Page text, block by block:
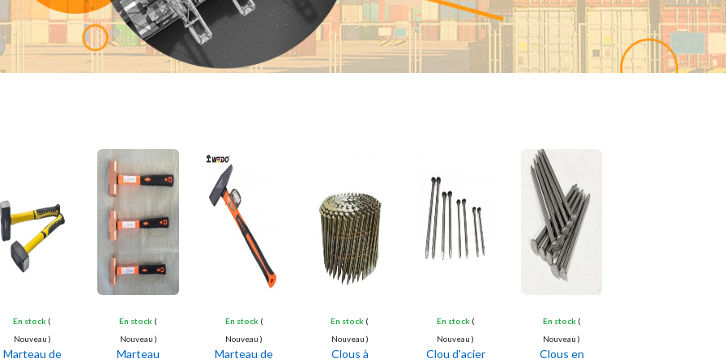
En stock (
Nouveau )
Marteau de
En stock (
Nouveau )
Marteau
En stock (
Nouveau )
Marteau de
En stock (
Nouveau )
Clous à
En stock (
Nouveau )
Clou d'acier
En stock (
Nouveau )
Clous en